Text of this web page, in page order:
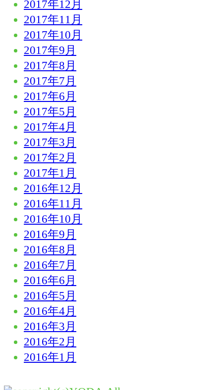
2017年12月
2017年11月
2017年10月
2017年9月
2017年8月
2017年7月
2017年6月
2017年5月
2017年4月
2017年3月
2017年2月
2017年1月
2016年12月
2016年11月
2016年10月
2016年9月
2016年8月
2016年7月
2016年6月
2016年5月
2016年4月
2016年3月
2016年2月
2016年1月